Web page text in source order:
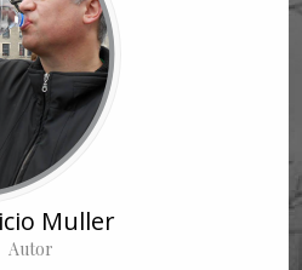
Muller
Autor